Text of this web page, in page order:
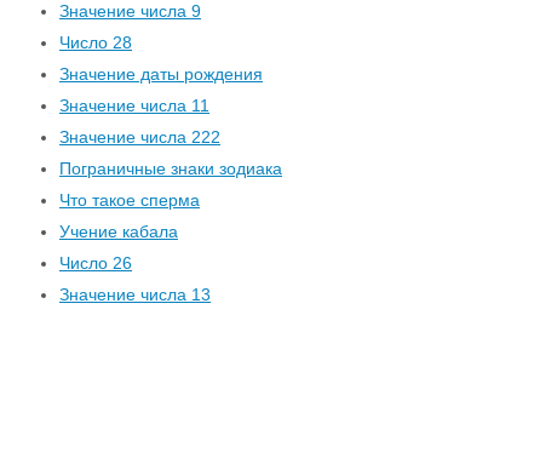
Значение числа 9
Число 28
Значение даты рождения
Значение числа 11
Значение числа 222
Пограничные знаки зодиака
Что такое сперма
Учение кабала
Число 26
Значение числа 13